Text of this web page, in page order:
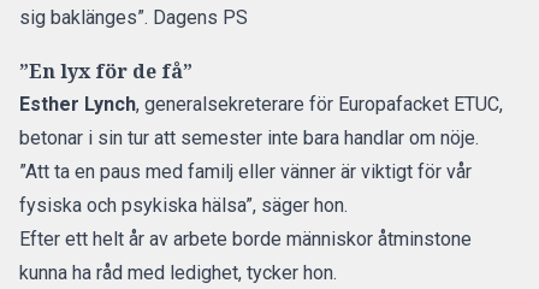
sig baklänges”. Dagens PS
”En lyx för de få”
Esther Lynch, generalsekreterare för Europafacket ETUC,
betonar i sin tur att semester inte bara handlar om nöje.
”Att ta en paus med familj eller vänner är viktigt för vår
fysiska och psykiska hälsa”, säger hon.
Efter ett helt år av arbete borde människor åtminstone
kunna ha råd med ledighet, tycker hon.